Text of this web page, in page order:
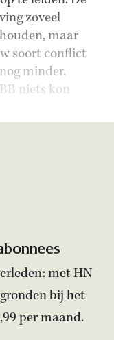
zoveel
maar
soort conflict
minder.
niets kon
met HN
bij het
per maand.